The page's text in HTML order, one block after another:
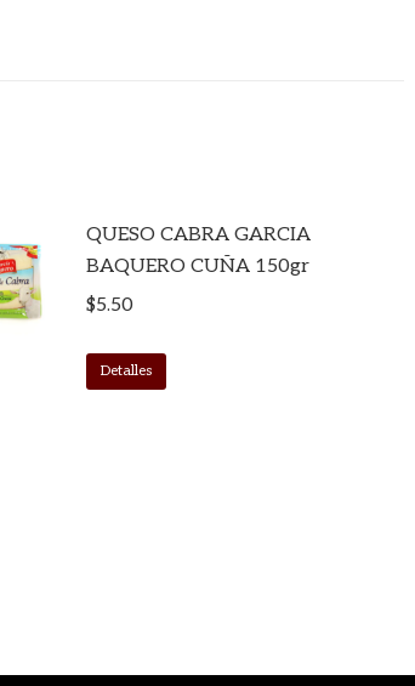
QUESO CABRA GARCIA
BAQUERO CUÑA 150gr
$5.50
Detalles